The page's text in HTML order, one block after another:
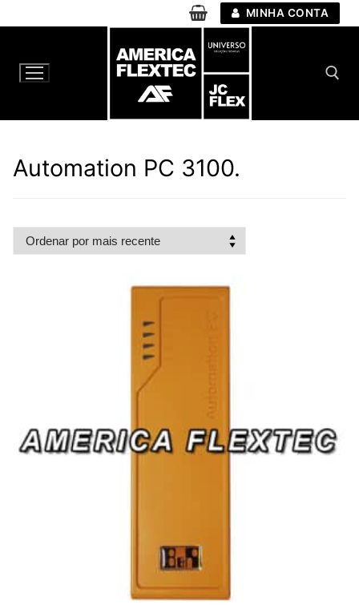
para
conteúdo
MINHA CONTA
Automation PC 3100.